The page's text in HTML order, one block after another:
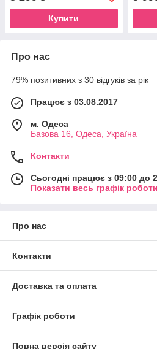
Купити
Про нас
79% позитивних з 30 відгуків за рік
Працює з 03.08.2017
м. Одеса
Базова 16, Одеса, Україна
Контакти
Сьогодні працює з 09:00 до
Показати весь графік роботи
Про нас
Контакти
Доставка та оплата
Графік роботи
Повна версія сайту